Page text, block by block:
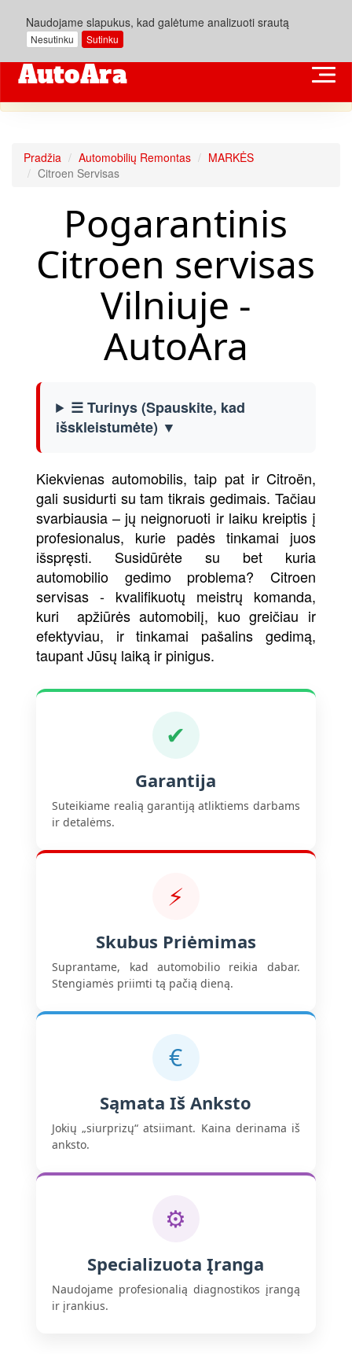
Naudojame slapukus, kad galėtume analizuoti srautą
Nesutinku Sutinku
Mes nesame "dylerinis" Citroen Servisas.
Pradžia Automobilių Remontas
MARKĖS
Citroen Servisas
Pogarantinis
Citroen servisas
Vilniuje -
AutoAra
☰ Turinys (Spauskite, kad
išskleistumėte) ▼
Kiekvienas automobilis, taip pat ir Citroën,
gali susidurti su tam tikrais gedimais. Tačiau
svarbiausia – jų neignoruoti ir laiku kreiptis į
profesionalus, kurie padės tinkamai juos
išspręsti. Susidūrėte su bet kuria
automobilio gedimo problema? Citroen
servisas - kvalifikuotų meistrų komanda,
kuri apžiūrės automobilį, kuo greičiau ir
efektyviau, ir tinkamai pašalins gedimą,
taupant Jūsų laiką ir pinigus.
✔
Garantija
Suteikiame realią garantiją atliktiems darbams
ir detalėms.
⚡
Skubus Priėmimas
Suprantame, kad automobilio reikia dabar.
Stengiamės priimti tą pačią dieną.
€
Sąmata Iš Anksto
Jokių „siurprizų“ atsiimant. Kaina derinama iš
anksto.
⚙
Specializuota Įranga
Naudojame profesionalią diagnostikos įrangą
ir įrankius.